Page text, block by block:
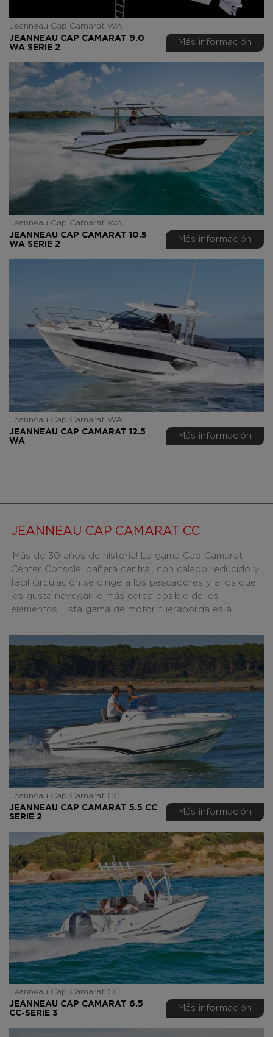
Jeanneau Cap Camarat WA
JEANNEAU CAP CAMARAT 9.0
WA SERIE 2
Más información
Jeanneau Cap Camarat WA
JEANNEAU CAP CAMARAT 10.5
WA SERIE 2
Más información
Jeanneau Cap Camarat WA
JEANNEAU CAP CAMARAT 12.5
WA
Más información
JEANNEAU CAP CAMARAT CC
¡Más de 30 años de historia! La gama Cap Camarat
Center Console, bañera central, con calado reducido y
fácil circulación se dirige a los pescadores y a los que
les gusta navegar lo más cerca posible de los
elementos. Esta gama de motor fueraborda es a...
Jeanneau Cap Camarat CC
JEANNEAU CAP CAMARAT 5.5 CC
SERIE 2
Más información
Jeanneau Cap Camarat CC
JEANNEAU CAP CAMARAT 6.5
CC-SERIE 3
Más información